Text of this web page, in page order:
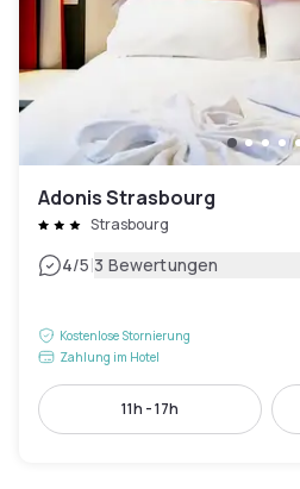
Adonis Strasbourg
Strasbourg
4/5|3 Bewertungen
Kostenlose Stornierung
Zahlung im Hotel
11h - 17h